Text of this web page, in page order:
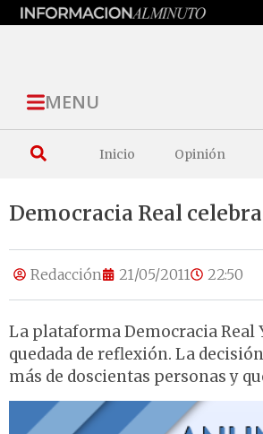
MENU
Inicio Opinión
Democracia Real
Redacción 21/05/2011 22:50
La plataforma Democracia Real
quedada de reflexión. La
más de doscientas personas y